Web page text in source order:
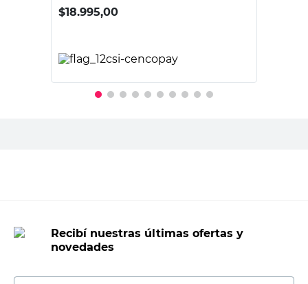
$18.995,00
Recibí nuestras últimas ofertas y
novedades